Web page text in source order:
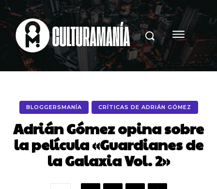
BLOGGERSMANÍA CRÍTICAS DE ADRIÁN GÓMEZ
Adrián Gómez opina sobre
la película «Guardianes de
la Galaxia Vol. 2»